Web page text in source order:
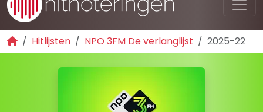
Hitlijsten NPO 3FM De verlanglijst 2025-22